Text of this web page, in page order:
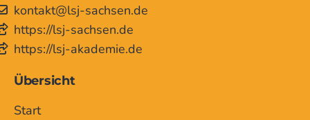
kontakt@lsj-sachsen.de
https://lsj-sachsen.de
https://lsj-akademie.de
Übersicht
Start